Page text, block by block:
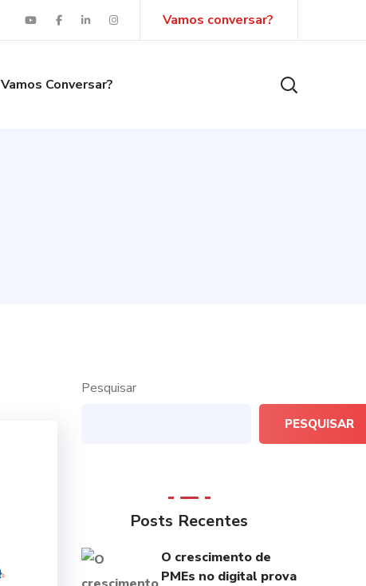
Vamos conversar?
Vamos Conversar?
Pesquisar
PESQUISAR
Posts Recentes
O crescimento de
PMEs no digital prova